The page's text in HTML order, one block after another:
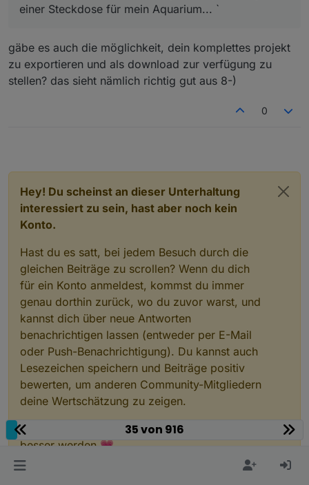
einer Steckdose für mein Aquarium... `
gäbe es auch die möglichkeit, dein komplettes projekt
zu exportieren und als download zur verfügung zu
stellen? das sieht nämlich richtig gut aus 8-)
0
Hey! Du scheinst an dieser Unterhaltung
interessiert zu sein, hast aber noch kein
Konto.
Hast du es satt, bei jedem Besuch durch die
gleichen Beiträge zu scrollen? Wenn du dich
für ein Konto anmeldest, kommst du immer
genau dorthin zurück, wo du zuvor warst, und
kannst dich über neue Antworten
benachrichtigen lassen (entweder per E-Mail
oder Push-Benachrichtigung). Du kannst auch
Lesezeichen speichern und Beiträge positiv
bewerten, um anderen Community-Mitgliedern
deine Wertschätzung zu zeigen.
Mit deinem Input könnte dieser Beitrag noch
besser werden 💗
35 von 916